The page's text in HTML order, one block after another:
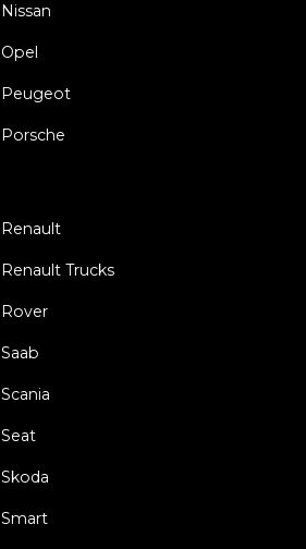
Nissan
Opel
Peugeot
Porsche
Renault
Renault Trucks
Rover
Saab
Scania
Seat
Skoda
Smart